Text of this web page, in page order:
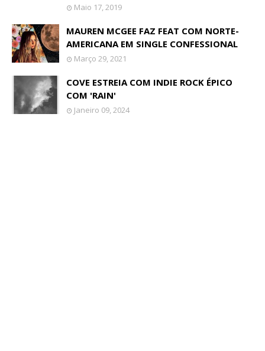
Maio 17, 2019
MAUREN MCGEE FAZ FEAT COM NORTE-
AMERICANA EM SINGLE CONFESSIONAL
Março 29, 2021
COVE ESTREIA COM INDIE ROCK ÉPICO
COM 'RAIN'
Janeiro 09, 2024